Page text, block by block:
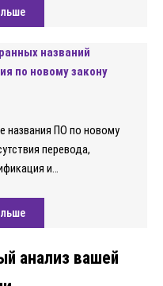
названий
по новому закону
названия ПО по новому
перевода,
и…
анализ вашей